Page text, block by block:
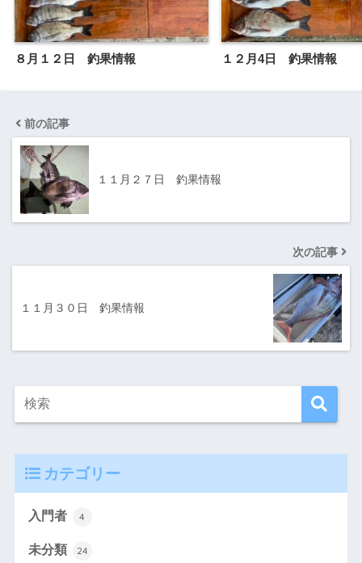
８月１２日 釣果情報 １２月4日 釣果情報
前の記事
１１月２７日 釣果情報
次の記事
１１月３０日 釣果情報
カテゴリー
入門者 4
未分類 24